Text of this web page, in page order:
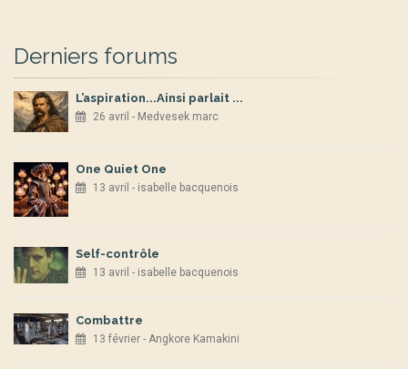
Derniers forums
L’aspiration...Ainsi parlait ...
26 avril - Medvesek marc
One Quiet One
13 avril - isabelle bacquenois
Self-contrôle
13 avril - isabelle bacquenois
Combattre
13 février - Angkore Kamakini